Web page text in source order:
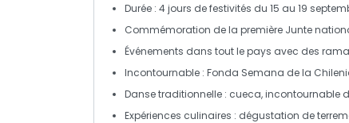
Durée : 4 jours de festivités du 15 au 19
Commémoration de la première Junte
Événements dans tout le pays avec des
Incontournable : Fonda Semana de la
Danse traditionnelle : cueca, incontournable
Expériences culinaires : dégustation de